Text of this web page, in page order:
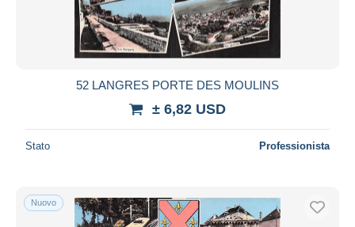
52 LANGRES PORTE DES MOULINS
± 6,82 USD
Stato Professionista
Nuovo